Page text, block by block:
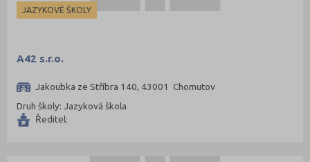
Karlovy Vary (93)
Kolín (77)
Kroměříž (96)
JAZYKOVÉ ŠKOLY
A42 s.r.o.
Jakoubka ze Stříbra 140, 43001 Chomutov
Druh školy: Jazyková škola
Ředitel: